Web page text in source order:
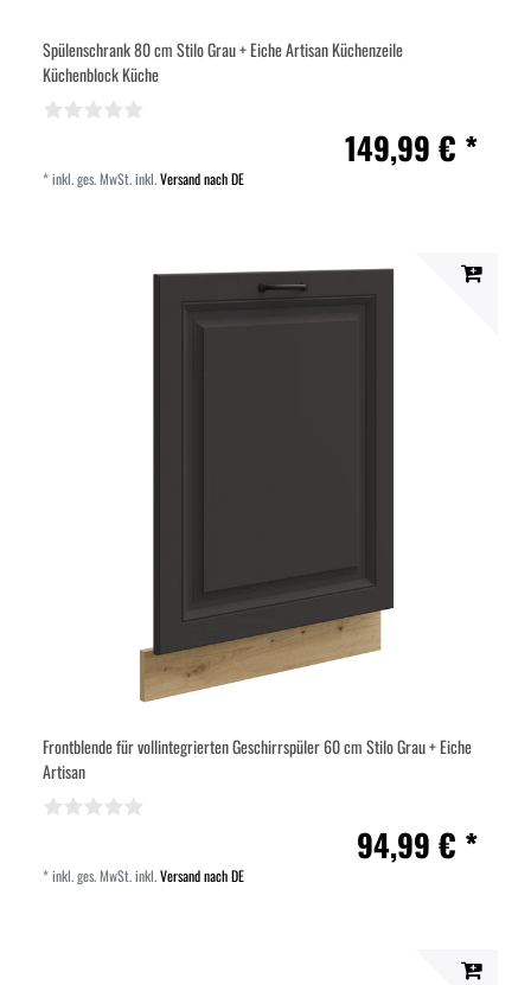
Spülenschrank 80 cm Stilo Grau + Eiche Artisan Küchenzeile
Küchenblock Küche
149,99 € *
*inkl. ges. MwSt.inkl.Versand nach DE
Frontblende für vollintegrierten Geschirrspüler 60 cm Stilo Grau + Eiche
Artisan
94,99 € *
*inkl. ges. MwSt.inkl.Versand nach DE